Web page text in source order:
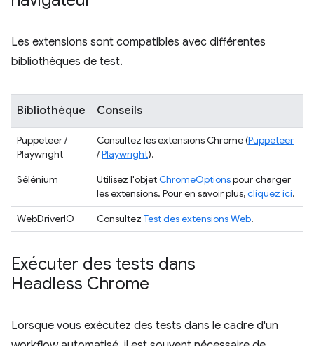
Les extensions sont compatibles avec différentes
bibliothèques de test.
Bibliothèque Conseils
Puppeteer /
Playwright
Consultez les extensions Chrome (Puppeteer
/Playwright).
Sélénium
Utilisez l'objetChromeOptionspour charger
les extensions. Pour en savoir plus,cliquez ici.
WebDriverIO
Consultez Test des extensions Web.
Exécuter des tests dans
Headless Chrome
Lorsque vous exécutez des tests dans le cadre d'un